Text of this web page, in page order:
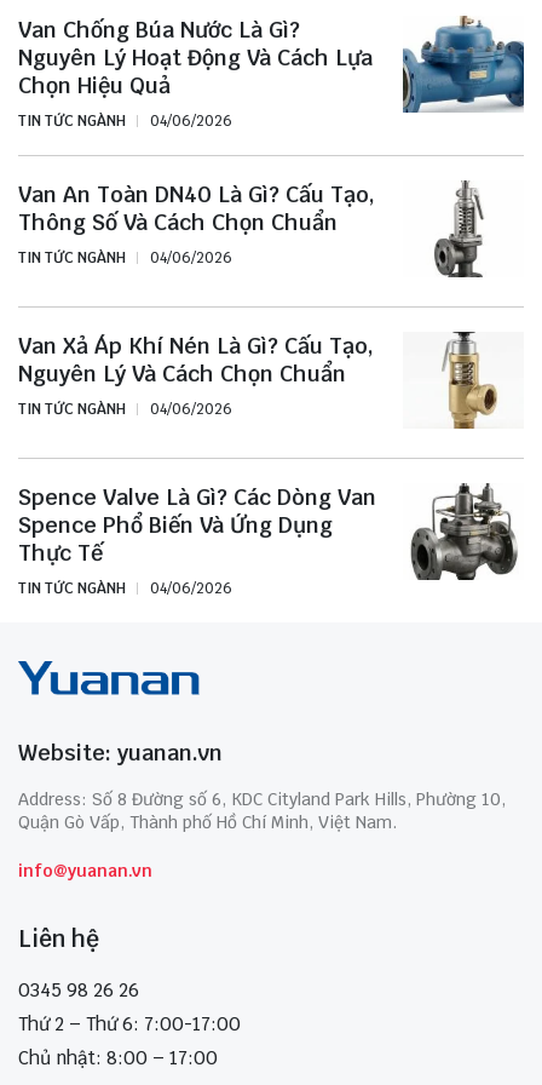
Van Chống Búa Nước Là Gì?
Nguyên Lý Hoạt Động Và Cách Lựa
Chọn Hiệu Quả
TIN TỨC NGÀNH 04/06/2026
Van An Toàn DN40 Là Gì? Cấu Tạo,
Thông Số Và Cách Chọn Chuẩn
TIN TỨC NGÀNH 04/06/2026
Van Xả Áp Khí Nén Là Gì? Cấu Tạo,
Nguyên Lý Và Cách Chọn Chuẩn
TIN TỨC NGÀNH 04/06/2026
Spence Valve Là Gì? Các Dòng Van
Spence Phổ Biến Và Ứng Dụng
Thực Tế
TIN TỨC NGÀNH 04/06/2026
Website: yuanan.vn
Address: Số 8 Đường số 6, KDC Cityland Park Hills, Phường 10,
Quận Gò Vấp, Thành phố Hồ Chí Minh, Việt Nam.
info@yuanan.vn
Liên hệ
0345 98 26 26
Thứ 2 – Thứ 6: 7:00-17:00
Chủ nhật: 8:00 – 17:00